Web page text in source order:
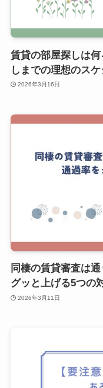
賃貸の部屋探しは
しまでの理想のス
2026年3月16日
同棲の賃貸審査は
グッと上げる5つの
2026年3月11日